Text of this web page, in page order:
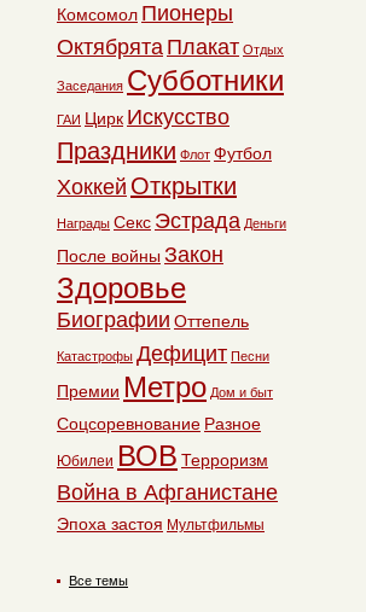
Комсомол Пионеры
Октябрята Плакат Отдых
Заседания Субботники
ГАИ Цирк Искусство
Праздники Флот Футбол
Хоккей Открытки
Награды Секс Эстрада Деньги
После войны Закон
Здоровье
Биографии Оттепель
Катастрофы Дефицит Песни
Премии Метро Дом и быт
Соцсоревнование Разное
Юбилеи ВОВ Терроризм
Война в Афганистане
Эпоха застоя Мультфильмы
Все темы